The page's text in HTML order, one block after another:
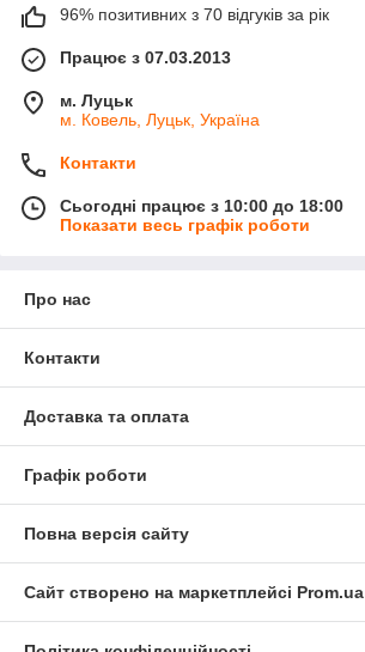
96% позитивних з 70 відгуків за рік
Працює з 07.03.2013
м. Луцьк
м. Ковель, Луцьк, Україна
Контакти
Сьогодні працює з 10:00 до 18:00
Показати весь графік роботи
Про нас
Контакти
Доставка та оплата
Графік роботи
Повна версія сайту
Сайт створено на маркетплейсі Prom.ua